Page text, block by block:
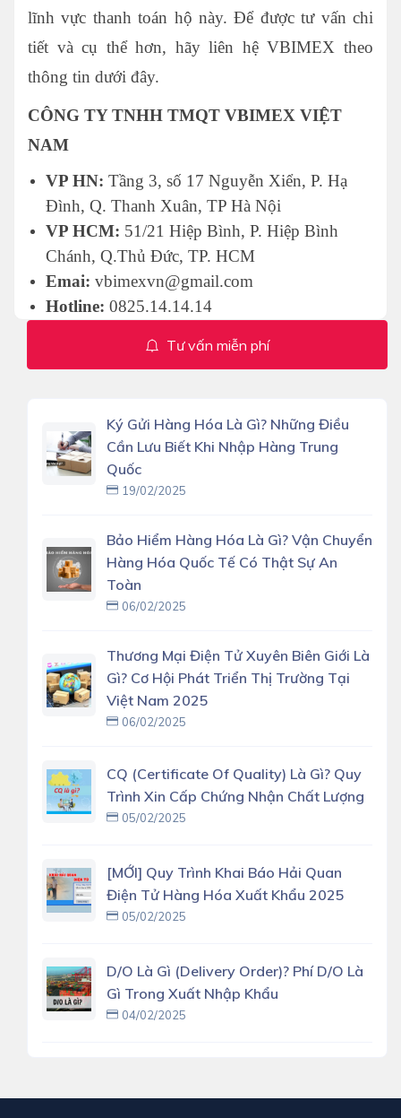
lĩnh vực thanh toán hộ này. Để được tư vấn chi
tiết và cụ thể hơn, hãy liên hệ VBIMEX theo
thông tin dưới đây.
CÔNG TY TNHH TMQT VBIMEX VIỆT
NAM
VP HN: Tầng 3, số 17 Nguyễn Xiển, P. Hạ
Đình, Q. Thanh Xuân, TP Hà Nội
VP HCM: 51/21 Hiệp Bình, P. Hiệp Bình
Chánh, Q.Thủ Đức, TP. HCM
Emai: vbimexvn@gmail.com
Hotline: 0825.14.14.14
Tư vấn miễn phí
Ký Gửi Hàng Hóa Là Gì? Những Điều
Cần Lưu Biết Khi Nhập Hàng Trung
Quốc
19/02/2025
Bảo Hiểm Hàng Hóa Là Gì? Vận Chuyển
Hàng Hóa Quốc Tế Có Thật Sự An
Toàn
06/02/2025
Thương Mại Điện Tử Xuyên Biên Giới Là
Gì? Cơ Hội Phát Triển Thị Trường Tại
Việt Nam 2025
06/02/2025
CQ (Certificate Of Quality) Là Gì? Quy
Trình Xin Cấp Chứng Nhận Chất Lượng
05/02/2025
[MỚI] Quy Trình Khai Báo Hải Quan
Điện Tử Hàng Hóa Xuất Khẩu 2025
05/02/2025
D/O Là Gì (delivery Order)? Phí D/O Là
Gì Trong Xuất Nhập Khẩu
04/02/2025